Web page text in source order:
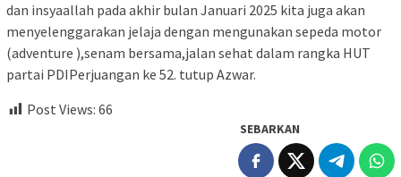
dan insyaallah pada akhir bulan Januari 2025 kita juga akan
menyelenggarakan jelaja dengan mengunakan sepeda motor
(adventure ),senam bersama,jalan sehat dalam rangka HUT
partai PDIPerjuangan ke 52. tutup Azwar.
Post Views: 66
SEBARKAN